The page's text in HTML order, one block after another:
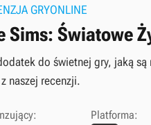
GRYONLINE
Sims: Światowe
do świetnej gry, jaką
naszej recenzji.
Platforma: